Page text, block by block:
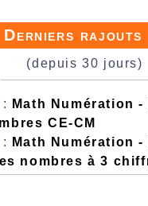
Derniers rajouts
(depuis 30 jours)
Math Numération
CE-CM
Math Numération -
nombres à 3